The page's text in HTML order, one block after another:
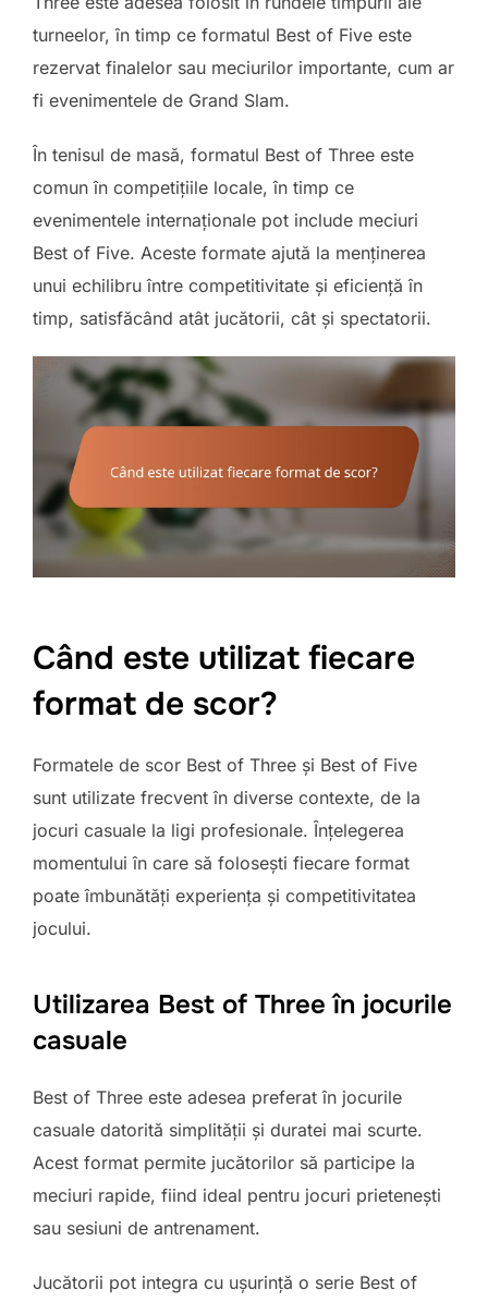
turneelor, în timp ce formatul Best of Five este
rezervat finalelor sau meciurilor importante, cum ar
fi evenimentele de Grand Slam.
În tenisul de masă, formatul Best of Three este
comun în competițiile locale, în timp ce
evenimentele internaționale pot include meciuri
Best of Five. Aceste formate ajută la menținerea
unui echilibru între competitivitate și eficiență în
timp, satisfăcând atât jucătorii, cât și spectatorii.
Când este utilizat fiecare
format de scor?
Formatele de scor Best of Three și Best of Five
sunt utilizate frecvent în diverse contexte, de la
jocuri casuale la ligi profesionale. Înțelegerea
momentului în care să folosești fiecare format
poate îmbunătăți experiența și competitivitatea
jocului.
Utilizarea Best of Three în jocurile
casuale
Best of Three este adesea preferat în jocurile
casuale datorită simplității și duratei mai scurte.
Acest format permite jucătorilor să participe la
meciuri rapide, fiind ideal pentru jocuri prietenești
sau sesiuni de antrenament.
Jucătorii pot integra cu ușurință o serie Best of